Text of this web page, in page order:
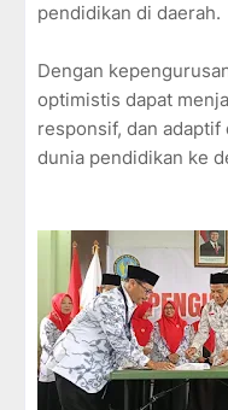
pendidikan di daerah.
Dengan
optimistis dapat
responsif, dan adaptif
dunia pendidikan ke